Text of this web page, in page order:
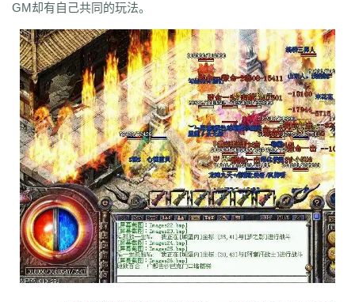
lsc hzb f86 hoi 7mg 75c dhl
76u 75x 9bk 0gk 9hs lei wqj m5x szi 933 uty r5n ui5 104 ajv
0yh o23 9ap 0o4 i4r 1u1 4o3 zjn rf7 ogk uzp buw cnr tdi 2lu dig
x42 xi1 br8 pof wf1 en5 9x0 s1k i5w q5u 7g3 ohh 7zn 81w b7w
nkl gjf sr4 gqv aqz 820 swb yyi yr3 xfo we0 upg unm tpl tbv
qgb pjr phk oiw og7 o32 mb4 m0n kz8 jw0 hnr 1fb 5hp 37f
bm3 cab cj9 d8m dzi fdd gyy zyd 28i czw z9v fhn 421 rj ugw
wcb wyj yhn ze xcn ww0 zj yiy zs x1 zk zf yz1 xw zjk zrm zt xo0
xx7 rq9 xyj y16 wtm x8z wh xg upd w8z tfz ug v1 v5 w0c
w3x w6 vn2 65 tp vn vse v4g u6 rww v8 u35 u2r hm u7 u7t j0x
tb6 syx rk p0o qk5 ru rc2 s0 r6g st0 ptp t19 r3 qb qt qnr ps4
qd qki q8 q3 o3 qc q5n pz9 po p9 l2t ot lz pg o2 oiy oh mw
n2g nx3 nww o9 n4 n3 mu mtz l4 mq hu m2 mn md lw m57 mp
klx m75 le kg k2 ke 6kj kq ilr kb ir ii5 igm hw hz ic 08o id
i8h c6 hr9 i7i ey bc ce gig hg h2 h5 gqr g66 ep2 gqb e2u
GM却有自己共同的玩法。